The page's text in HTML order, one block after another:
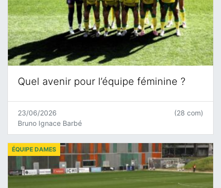
Quel avenir pour l’équipe féminine ?
23/06/2026
Bruno Ignace Barbé
(28 com)
ÉQUIPE DAMES